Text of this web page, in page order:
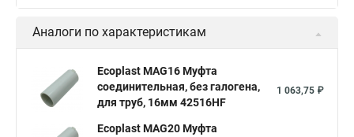
Аналоги по характеристикам
Ecoplast MAG16 Муфта
соединительная, без галогена,
для труб, 16мм 42516HF
1 063,75 ₽
Ecoplast MAG20 Муфта